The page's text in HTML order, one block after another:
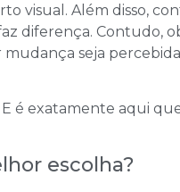
visual. Além disso,
diferença. Contudo,
seja
é exatamente aqui
escolha?